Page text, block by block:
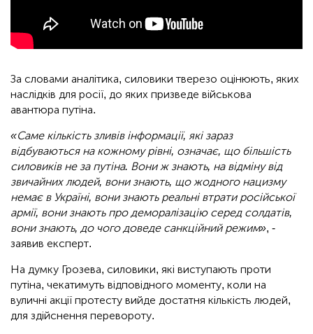
За словами аналітика, силовики тверезо оцінюють, яких
наслідків для росії, до яких призведе військова
авантюра путіна.
«Саме кількість зливів інформації, які зараз
відбуваються на кожному рівні, означає, що більшість
силовиків не за путіна. Вони ж знають, на відміну від
звичайних людей, вони знають, що жодного нацизму
немає в Україні, вони знають реальні втрати російської
армії, вони знають про деморалізацію серед солдатів,
вони знають, до чого доведе санкційний режим», -
заявив експерт.
На думку Грозева, силовики, які виступають проти
путіна, чекатимуть відповідного моменту, коли на
вуличні акції протесту вийде достатня кількість людей,
для здійснення перевороту.